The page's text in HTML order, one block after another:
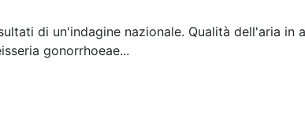
di un'indagine nazionale. Qualità dell'aria in
gonorrhoeae...